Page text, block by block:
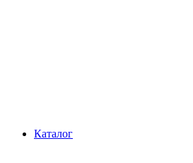
Каталог